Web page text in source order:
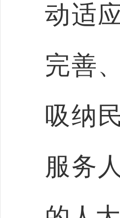
动适
完善
吸纳
服务